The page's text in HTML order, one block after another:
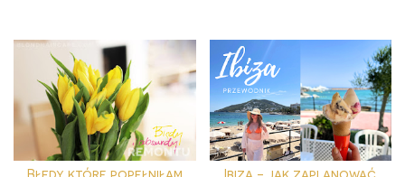
Błędy, które popełniłam
Ibiza - jak zaplanować